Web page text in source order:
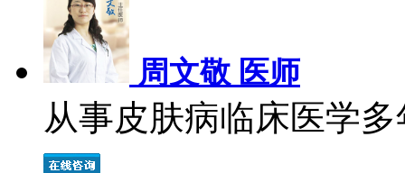
周文敬 医师
从事皮肤病临床医学